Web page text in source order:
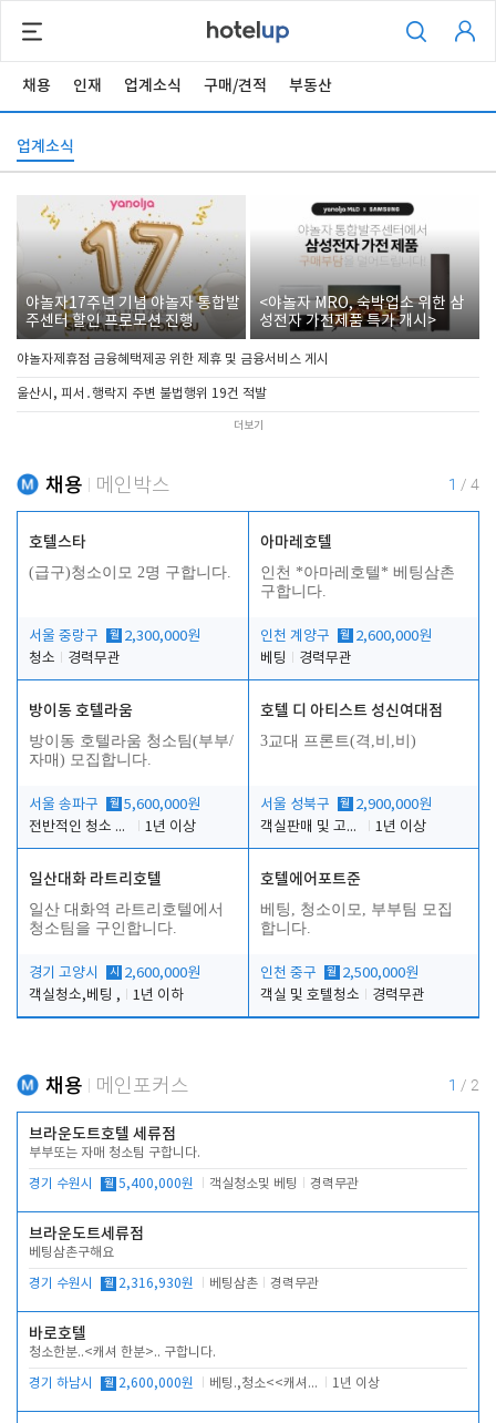
채용 인재 업계소식 구매/견적 부동산
업계소식
야놀자17주년 기념 야놀자 통합발
주센터 할인 프로모션 진행
<야놀자 MRO, 숙박업소 위한 삼
성전자 가전제품 특가 개시>
야놀자제휴점 금융혜택제공 위한 제휴 및 금융서비스 게시
울산시, 피서․행락지 주변 불법행위 19건 적발
더보기
채용 메인박스 1 / 4
호텔스타
(급구)청소이모 2명 구합니다.
서울 중랑구 월 2,300,000원
청소
경력무관
아마레호텔
인천 *아마레호텔* 베팅삼촌
구합니다.
인천 계양구 월 2,600,000원
베팅
경력무관
방이동 호텔라움
방이동 호텔라움 청소팀(부부/
자매) 모집합니다.
서울 송파구 월 5,600,000원
전반적인 청소 업무(객실청소.객실정리)
1년 이상
호텔 디 아티스트 성신여대점
3교대 프론트(격,비,비)
서울 성북구 월 2,900,000원
객실판매 및 고객응대
1년 이상
일산대화 라트리호텔
일산 대화역 라트리호텔에서
청소팀을 구인합니다.
경기 고양시 시
2,600,000원
객실청소,베팅 ,
1년 이하
호텔에어포트준
베팅, 청소이모, 부부팀 모집
합니다.
인천 중구 월 2,500,000원
객실 및 호텔청소
경력무관
채용 메인포커스 1 / 2
브라운도트호텔 세류점
부부또는 자매 청소팀 구합니다.
경기 수원시 월 5,400,000원 객실청소및 베팅 경력무관
브라운도트세류점
베팅삼촌구해요
경기 수원시 월 2,316,930원 베팅삼촌 경력무관
바로호텔
청소한분..<캐셔 한분>.. 구합니다.
경기 하남시 월 2,600,000원 베팅.,청소<<캐셔 모셔봅니다. 1년 이상